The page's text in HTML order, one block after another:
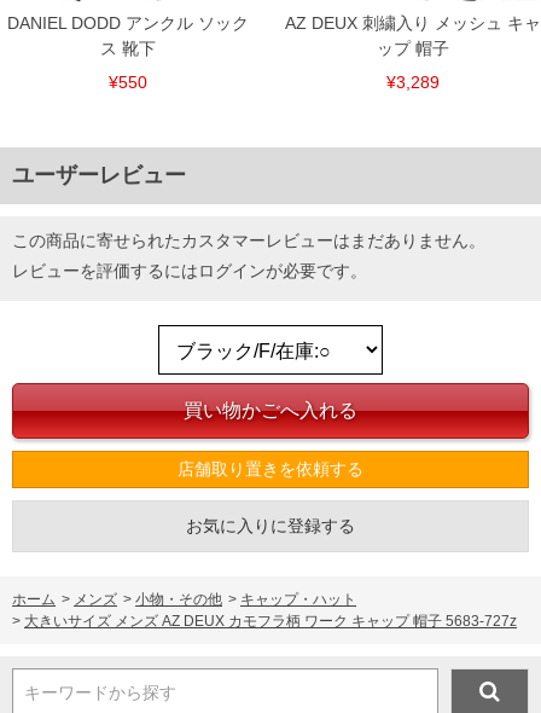
DANIEL DODD アンクル ソック
ス 靴下
¥550
AZ DEUX 刺繍入り メッシュ キャ
ップ 帽子
¥3,289
ユーザーレビュー
この商品に寄せられたカスタマーレビューはまだありません。
レビューを評価するにはログインが必要です。
店舗取り置きを依頼する
お気に入りに登録する
ホーム > メンズ > 小物・その他 > キャップ・ハット
> 大きいサイズ メンズ AZ DEUX カモフラ柄 ワーク キャップ 帽子 5683-727z
キーワードから探す